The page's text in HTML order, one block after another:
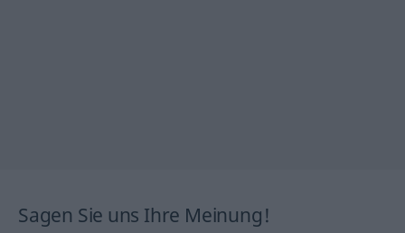
Sagen Sie uns Ihre Meinung!